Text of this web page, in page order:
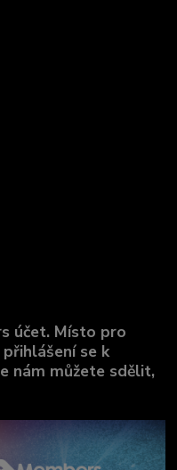
účet. Místo pro
se k
nám můžete sdělit,